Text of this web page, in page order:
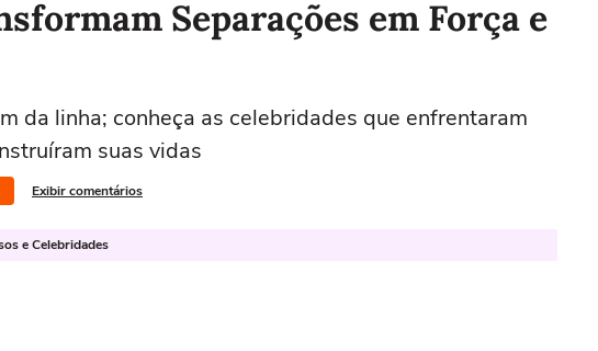
Separações em Força e
da linha; conheça as celebridades que enfrentaram
suas vidas
Exibir comentários
e Celebridades